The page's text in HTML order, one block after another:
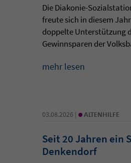
Die Diakonie-
freute sich in diesem
doppelte Unterstützung
Gewinnsparen der
mehr lesen
03.08.2026 | • ALTENHILFE
Seit 20 Jahren ein
Denkendorf